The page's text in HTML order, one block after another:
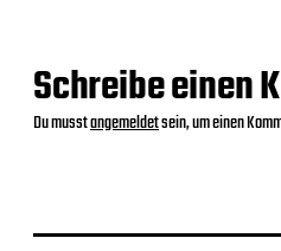
Schreibe einen
Du musstangemeldetsein, um einen